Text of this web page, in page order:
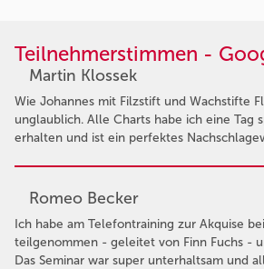
Teilnehmerstimmen -
Martin Klossek
Wie Johannes mit Filzstift und Wachstifte
unglaublich. Alle Charts habe ich eine Tag
erhalten und ist ein perfektes
Romeo Becker
Ich habe am Telefontraining zur Akquise
teilgenommen - geleitet von Finn Fuchs -
Das Seminar war super unterhaltsam und